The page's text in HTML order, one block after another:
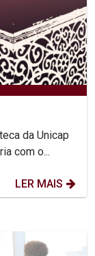
da Unicap
com o...
LER MAIS